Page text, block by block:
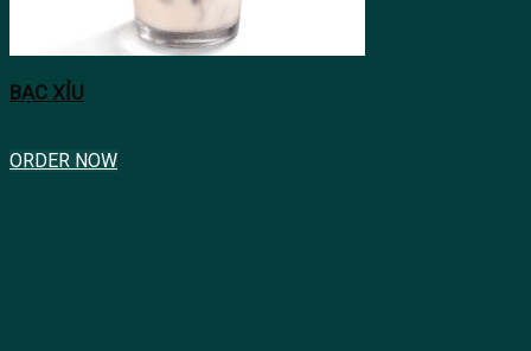
BẠC XỈU
ORDER NOW